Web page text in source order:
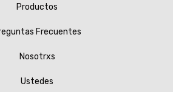
Productos
Frecuentes
Nosotrxs
Ustedes